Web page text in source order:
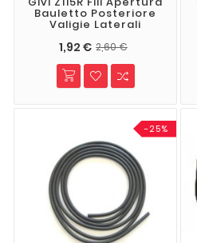
Bauletto Posteriore
Valigie Laterali
1,92 € 2,60 €
-25%